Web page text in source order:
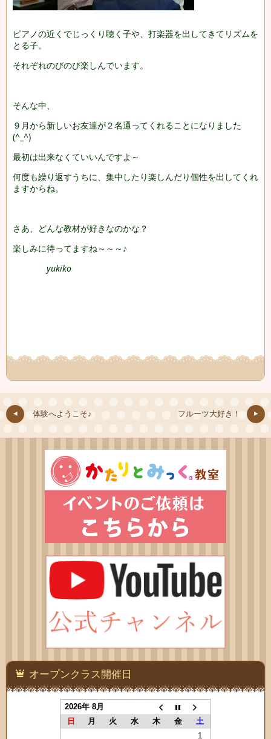
ピアノの近くでじっくり聴く子や、打楽器を出してきてリズムを
とる子。
それぞれのびのび楽しんでいます。
そんな中、
９月から新しいお友達が２名通ってくれることになりました
(^_^)
最初は出来なくていいんですよ～
何度も繰り返すうちに、集中したり楽しんだり個性を出してくれ
ますからね。
さあ、どんな教材が好きなのかな？
楽しみに待ってますね～～～♪
yukiko
体験へようこそ♪ フルーツ大好き！
オープンクラス開催日
2026年 8月
日
月 火 水 木 金
土
1